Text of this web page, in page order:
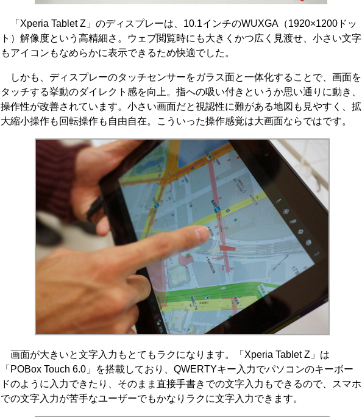
「Xperia Tablet Z」のディスプレーは、10.1インチのWUXGA（1920×1200ドッ
ト）解像度という高精細さ。ウェブ閲覧時にも大きくかつ広く見渡せ、小さい文字
もアイコンもなめらかに表示できるため快適でした。
しかも、ディスプレーのタッチセンサーをガラス面と一体化することで、画面を
タッチする挙動のダイレクト感を向上。指への吸い付きというか思い通りに動き、
操作性が改善されています。小さい画面だと視認性に難がある地図も見やすく、拡
大縮小操作も回転操作も自由自在。こういった操作感覚は大画面ならではです。
画面が大きいと文字入力もとてもラクになります。「Xperia Tablet Z」は
「POBox Touch 6.0」を搭載しており、QWERTYキー入力でパソコンのキーボー
ドのように入力できたり、そのまま直接手書きでの文字入力もできるので、スマホ
での文字入力が苦手なユーザーでもかなりラクに文字入力できます。